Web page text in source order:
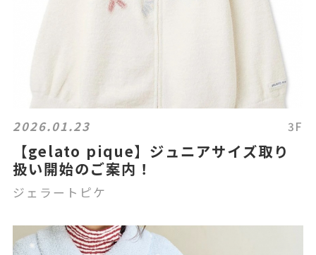
2026.01.23 3F
【gelato pique】ジュニアサイズ取り
扱い開始のご案内！
ジェラートピケ